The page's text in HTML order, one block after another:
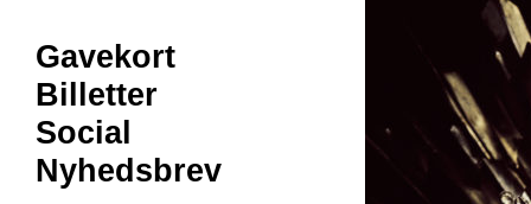
Gavekort
Billetter
Social
Nyhedsbrev